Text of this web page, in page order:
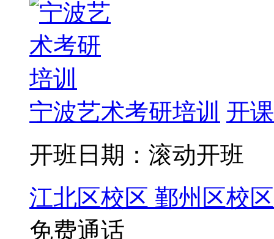
宁波艺术考研培训 开
开班日期：滚动开班
江北区校区 鄞州区校区
免费通话